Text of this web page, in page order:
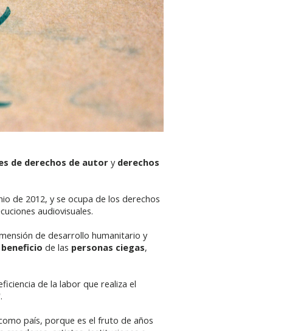
de derechos de autor y derechos
de 2012, y se ocupa de los derechos
audiovisuales.
de desarrollo humanitario y
beneficio de las personas ciegas,
de la labor que realiza el
país, porque es el fruto de años